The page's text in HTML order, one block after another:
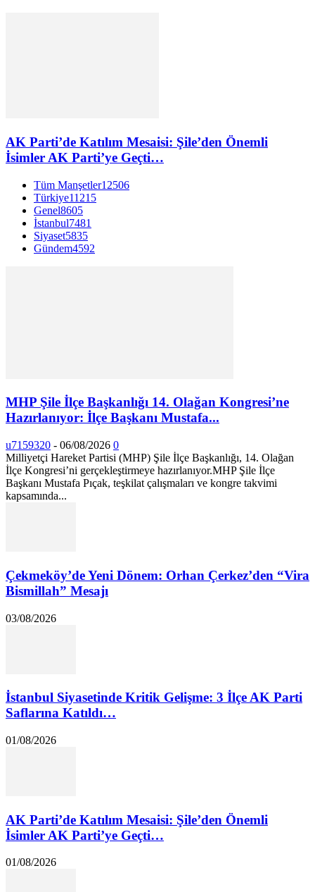
AK Parti’de Katılım Mesaisi: Şile’den Önemli
İsimler AK Parti’ye Geçti…
Tüm Manşetler12506
Türkiye11215
Genel8605
İstanbul7481
Siyaset5835
Gündem4592
MHP Şile İlçe Başkanlığı 14. Olağan Kongresi’ne
Hazırlanıyor: İlçe Başkanı Mustafa...
u7159320 - 06/08/2026 0
Milliyetçi Hareket Partisi (MHP) Şile İlçe Başkanlığı, 14. Olağan
İlçe Kongresi’ni gerçekleştirmeye hazırlanıyor. ​MHP Şile İlçe
Başkanı Mustafa Pıçak, teşkilat çalışmaları ve kongre takvimi
kapsamında...
Çekmeköy’de Yeni Dönem: Orhan Çerkez’den “Vira
Bismillah” Mesajı
03/08/2026
İstanbul Siyasetinde Kritik Gelişme: 3 İlçe AK Parti
Saflarına Katıldı…
01/08/2026
AK Parti’de Katılım Mesaisi: Şile’den Önemli
İsimler AK Parti’ye Geçti…
01/08/2026